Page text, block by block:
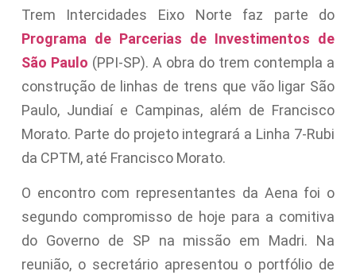
Trem Intercidades Eixo Norte faz parte do
Programa de Parcerias de Investimentos de
São Paulo (PPI-SP). A obra do trem contempla a
construção de linhas de trens que vão ligar São
Paulo, Jundiaí e Campinas, além de Francisco
Morato. Parte do projeto integrará a Linha 7-Rubi
da CPTM, até Francisco Morato.
O encontro com representantes da Aena foi o
segundo compromisso de hoje para a comitiva
do Governo de SP na missão em Madri. Na
reunião, o secretário apresentou o portfólio de